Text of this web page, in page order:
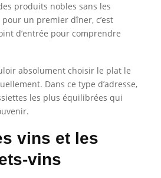
produits nobles sans les
un premier dîner, c’est
d’entrée pour comprendre
absolument choisir le plat le
Dans ce type d’adresse,
les plus équilibrées qui
vins et les
vins